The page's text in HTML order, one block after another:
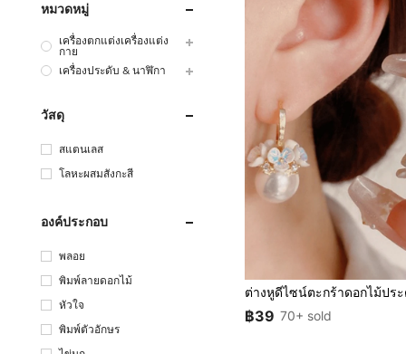
หมวดหมู่
เครื่องตกแต่งเครื่องแต่ง
กาย
เครื่องประดับ & นาฬิกา
วัสดุ
สแตนเลส
โลหะผสมสังกะสี
องค์ประกอบ
พลอย
พิมพ์ลายดอกไม้
หัวใจ
พิมพ์ตัวอักษร
฿39 70+ sold